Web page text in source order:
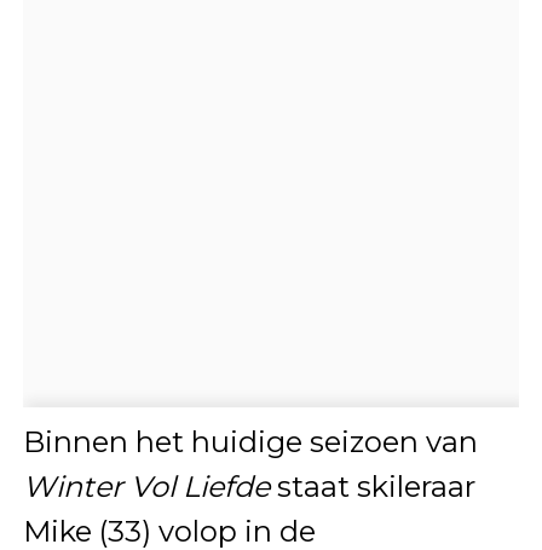
Binnen het huidige seizoen van
Winter Vol Liefdestaat skileraar
Mike (33) volop in de